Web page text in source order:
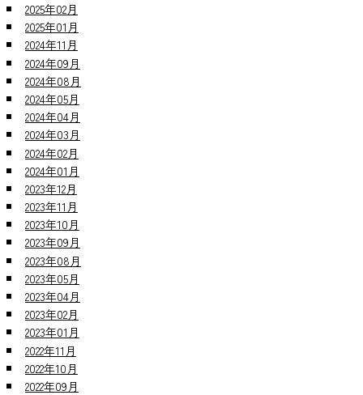
2025年02月
2025年01月
2024年11月
2024年09月
2024年08月
2024年05月
2024年04月
2024年03月
2024年02月
2024年01月
2023年12月
2023年11月
2023年10月
2023年09月
2023年08月
2023年05月
2023年04月
2023年02月
2023年01月
2022年11月
2022年10月
2022年09月